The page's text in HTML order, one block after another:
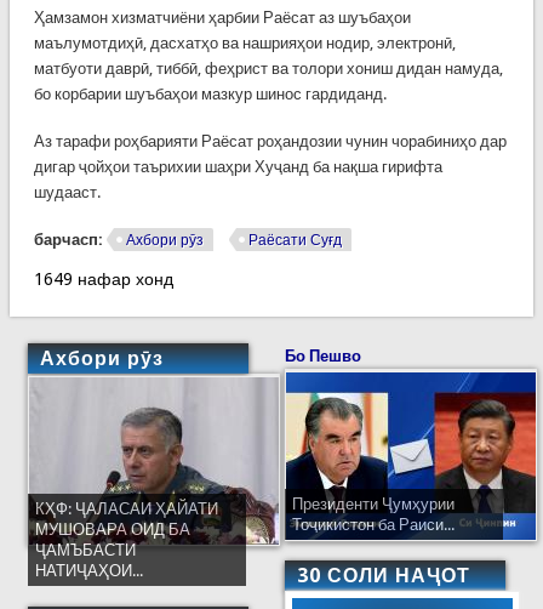
Ҳамзамон хизматчиёни ҳарбии Раёсат аз шуъбаҳои
маълумотдиҳӣ, дасхатҳо ва нашрияҳои нодир, электронӣ,
матбуоти даврӣ, тиббӣ, феҳрист ва толори хониш дидан намуда,
бо корбарии шуъбаҳои мазкур шинос гардиданд.
Аз тарафи роҳбарияти Раёсат роҳандозии чунин чорабиниҳо дар
дигар ҷойҳои таърихии шаҳри Хуҷанд ба нақша гирифта
шудааст.
барчасп: Ахбори рӯз Раёсати Суғд
1649 нафар хонд
Ахбори рӯз
КҲФ: ҶАЛАСАИ ҲАЙАТИ
МУШОВАРА ОИД БА
ҶАМЪБАСТИ
НАТИҶАҲОИ...
Бо Пешво
Президенти Ҷумҳурии
Тоҷикистон ба Раиси...
30 СОЛИ НАҶОТ